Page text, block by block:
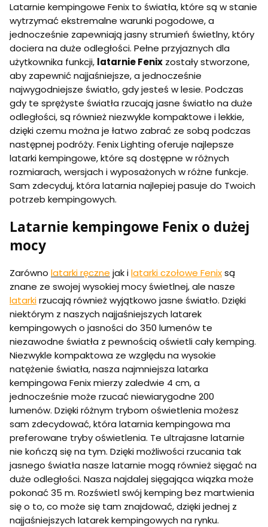
Latarnie kempingowe Fenix to światła, które są w stanie
wytrzymać ekstremalne warunki pogodowe, a
jednocześnie zapewniają jasny strumień świetlny, który
dociera na duże odległości. Pełne przyjaznych dla
użytkownika funkcji, latarnie Fenix zostały stworzone,
aby zapewnić najjaśniejsze, a jednocześnie
najwygodniejsze światło, gdy jesteś w lesie. Podczas
gdy te sprężyste światła rzucają jasne światło na duże
odległości, są również niezwykle kompaktowe i lekkie,
dzięki czemu można je łatwo zabrać ze sobą podczas
następnej podróży. Fenix Lighting oferuje najlepsze
latarki kempingowe, które są dostępne w różnych
rozmiarach, wersjach i wyposażonych w różne funkcje.
Sam zdecyduj, która latarnia najlepiej pasuje do Twoich
potrzeb kempingowych.
Latarnie kempingowe Fenix o dużej
mocy
Zarówno latarki ręczne jak ilatarki czołowe Fenixsą
znane ze swojej wysokiej mocy świetlnej, ale nasze
latarkirzucają również wyjątkowo jasne światło. Dzięki
niektórym z naszych najjaśniejszych latarek
kempingowych o jasności do 350 lumenów te
niezawodne światła z pewnością oświetli cały kemping.
Niezwykle kompaktowa ze względu na wysokie
natężenie światła, nasza najmniejsza latarka
kempingowa Fenix mierzy zaledwie 4 cm, a
jednocześnie może rzucać niewiarygodne 200
lumenów. Dzięki różnym trybom oświetlenia możesz
sam zdecydować, która latarnia kempingowa ma
preferowane tryby oświetlenia. Te ultrajasne latarnie
nie kończą się na tym. Dzięki możliwości rzucania tak
jasnego światła nasze latarnie mogą również sięgać na
duże odległości. Nasza najdalej sięgająca wiązka może
pokonać 35 m. Rozświetl swój kemping bez martwienia
się o to, co może się tam znajdować, dzięki jednej z
najjaśniejszych latarek kempingowych na rynku.